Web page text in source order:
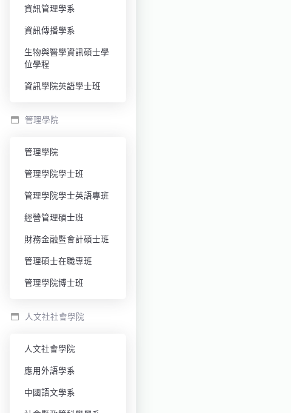
資訊管理學系
資訊傳播學系
生物與醫學資訊碩士學
位學程
資訊學院英語學士班
管理學院
管理學院
管理學院學士班
管理學院學士英語專班
經營管理碩士班
財務金融暨會計碩士班
管理碩士在職專班
管理學院博士班
人文社社會學院
人文社會學院
應用外語學系
中國語文學系